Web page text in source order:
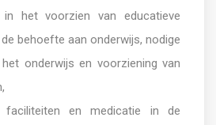
in het voorzien van educatieve
behoefte aan onderwijs, nodige
onderwijs en voorziening van
faciliteiten en medicatie in de